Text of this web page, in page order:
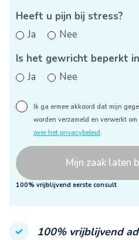
Heeft u pijn bij stress?
Ja
Nee
Is het gewricht beperkt
Ja
Nee
Ik ga ermee akkoord dat mijn
worden verzameld en verwerkt
over het privacybeleid.
100% vrijblijvend eerste consult
100% vrijblijvend